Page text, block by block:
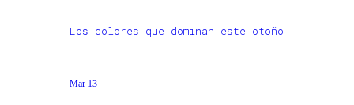
Los colores que dominan este otoño
Mar 13